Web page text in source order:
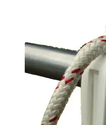
VVS
Motor/Styring
Fortøyning